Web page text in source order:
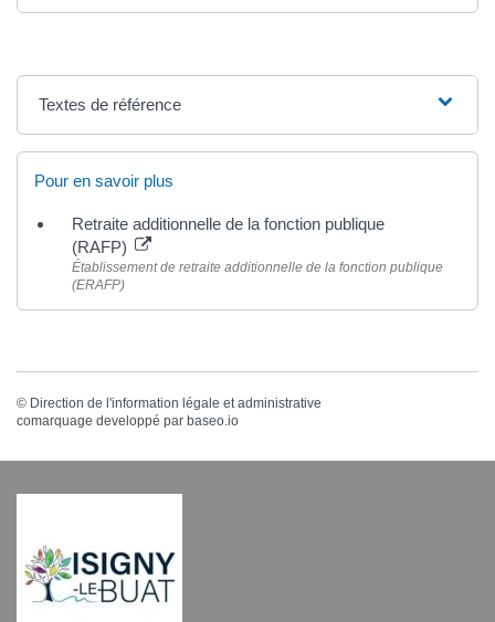
Textes de référence
Pour en savoir plus
Retraite additionnelle de la fonction publique
(RAFP)
Établissement de retraite additionnelle de la fonction publique
(ERAFP)
© Direction de l'information légale et administrative
comarquage developpé par baseo.io